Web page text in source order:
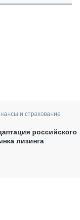
и страхование
российского
лизинга